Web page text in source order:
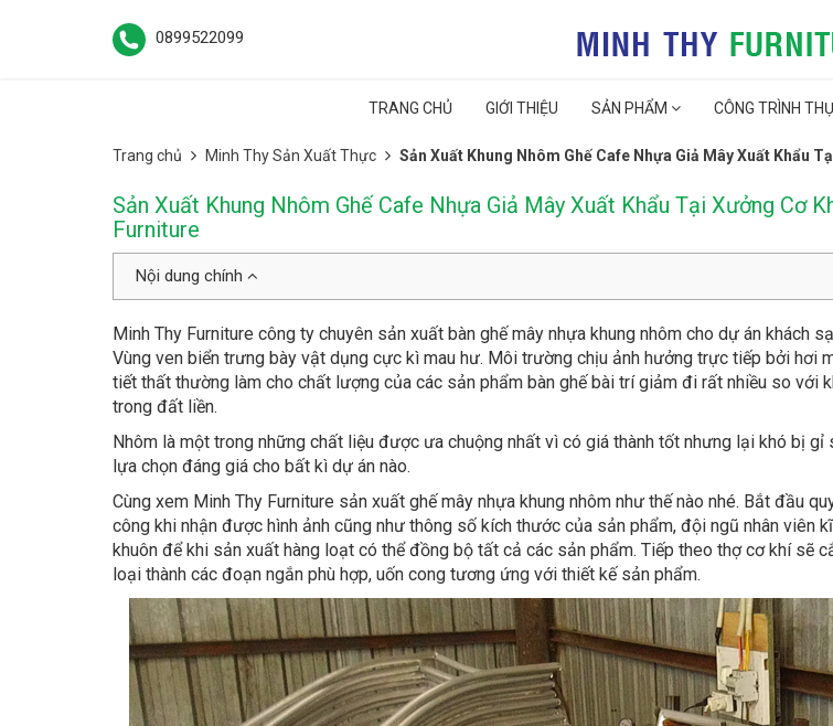
0899522099
TRANG CHỦ GIỚI THIỆU SẢN PHẨM CÔNG TRÌNH
Trang chủ Minh Thy Sản Xuất Thực Sản Xuất Khung Nhôm Ghế Cafe Nhựa Giả Mây Xuất Khẩu
Sản Xuất Khung Nhôm Ghế Cafe Nhựa Giả Mây Xuất Khẩu Tại Xưởng Cơ
Furniture
Nội dung chính
Minh Thy Furniture công ty chuyên sản xuất bàn ghế mây nhựa khung nhôm cho dự án khách
Vùng ven biển trưng bày vật dụng cực kì mau hư. Môi trường chịu ảnh hưởng trực tiếp bởi hơi
tiết thất thường làm cho chất lượng của các sản phẩm bàn ghế bài trí giảm đi rất nhiều so với
trong đất liền.
Nhôm là một trong những chất liệu được ưa chuộng nhất vì có giá thành tốt nhưng lại khó bị
lựa chọn đáng giá cho bất kì dự án nào.
Cùng xem Minh Thy Furniture sản xuất ghế mây nhựa khung nhôm như thế nào nhé. Bắt đầu
công khi nhận được hình ảnh cũng như thông số kích thước của sản phẩm, đội ngũ nhân viên
khuôn để khi sản xuất hàng loạt có thể đồng bộ tất cả các sản phẩm. Tiếp theo thợ cơ khí sẽ
loại thành các đoạn ngắn phù hợp, uốn cong tương ứng với thiết kế sản phẩm.